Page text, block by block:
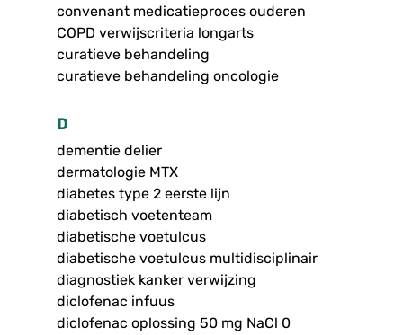
convenant medicatieproces ouderen
COPD verwijscriteria longarts
curatieve behandeling
curatieve behandeling oncologie
D
dementie delier
dermatologie MTX
diabetes type 2 eerste lijn
diabetisch voetenteam
diabetische voetulcus
diabetische voetulcus multidisciplinair
diagnostiek kanker verwijzing
diclofenac infuus
diclofenac oplossing 50 mg NaCl 0